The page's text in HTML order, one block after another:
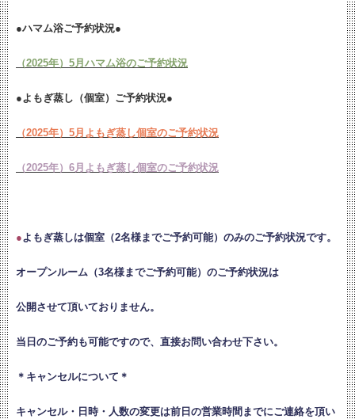
●ハマム浴ご予約状況●
（2025年）5月ハマム浴のご予約状況
●よもぎ蒸し（個室）ご予約状況●
（2025年）5月よもぎ蒸し個室のご予約状況
（2025年）6月よもぎ蒸し個室のご予約状況
●よもぎ蒸しは個室（2名様までご予約可能）のみのご予約状況です。
オープンルーム（3名様までご予約可能）のご予約状況は
公開させて頂いておりません。
当日のご予約も可能ですので、直接お問い合わせ下さい。
＊キャンセルについて＊
キャンセル・日時・人数の変更は前日の営業時間までにご連絡を頂い